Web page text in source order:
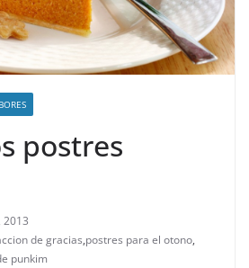
postres
2013
de gracias,postres para el otono,
punkim